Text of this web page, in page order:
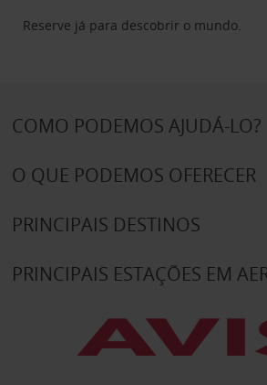
Reserve já para descobrir o mundo.
COMO PODEMOS AJUDÁ-LO?
O QUE PODEMOS OFERECER
PRINCIPAIS DESTINOS
PRINCIPAIS ESTAÇÕES EM